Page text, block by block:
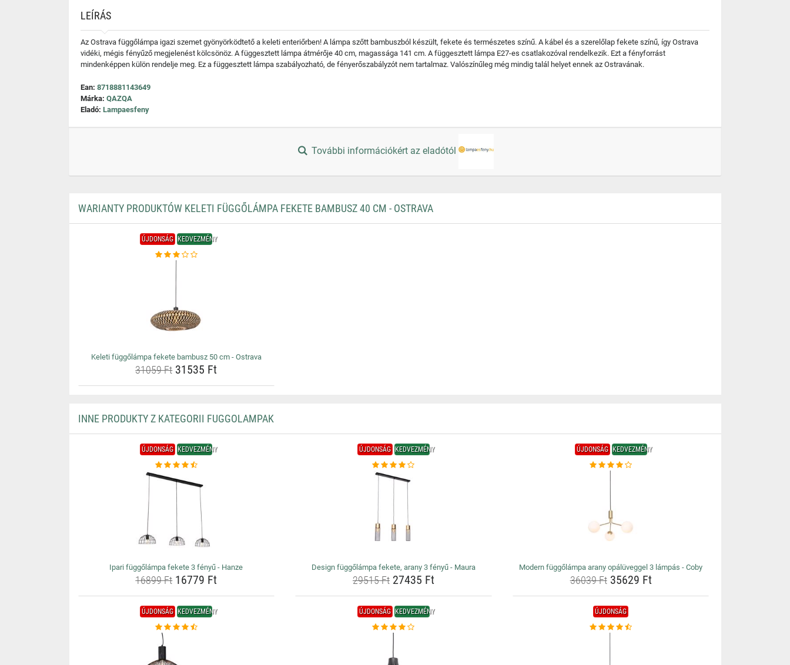
LEÍRÁS
Az Ostrava függőlámpa igazi szemet gyönyörködtető a keleti enteriőrben! A lámpa szőtt bambuszból készült, fekete és természetes színű. A kábel és a szerelőlap fekete színű, így Ostrava
vidéki, mégis fényűző megjelenést kölcsönöz. A függesztett lámpa átmérője 40 cm, magassága 141 cm. A függesztett lámpa E27-es csatlakozóval rendelkezik. Ezt a fényforrást
mindenképpen külön rendelje meg. Ez a függesztett lámpa szabályozható, de fényerőszabályzót nem tartalmaz. Valószínűleg még mindig talál helyet ennek az Ostravának.
Ean: 8718881143649
Márka: QAZQA
Eladó: Lampaesfeny
További információkért az eladótól
WARIANTY PRODUKTÓW KELETI FÜGGŐLÁMPA FEKETE BAMBUSZ 40 CM - OSTRAVA
ÚJDONSÁG KEDVEZMÉNY
Keleti függőlámpa fekete bambusz 50 cm - Ostrava
31059 Ft31535 Ft
INNE PRODUKTY Z KATEGORII FUGGOLAMPAK
ÚJDONSÁG KEDVEZMÉNY
Ipari függőlámpa fekete 3 fényű - Hanze
16899 Ft16779 Ft
ÚJDONSÁG KEDVEZMÉNY
Design függőlámpa fekete, arany 3 fényű - Maura
29515 Ft27435 Ft
ÚJDONSÁG KEDVEZMÉNY
Modern függőlámpa arany opálüveggel 3 lámpás - Coby
36039 Ft35629 Ft
ÚJDONSÁG KEDVEZMÉNY ÚJDONSÁG KEDVEZMÉNY ÚJDONSÁG